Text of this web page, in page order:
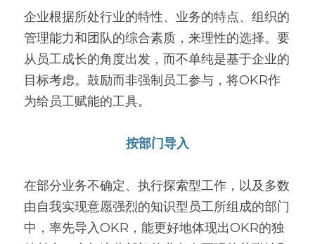
企业根据所处行业的特性、业务的特点、组织的
管理能力和团队的综合素质，来理性的选择。要
从员工成长的角度出发，而不单纯是基于企业的
目标考虑。鼓励而非强制员工参与，将OKR作
为给员工赋能的工具。
按部门导入
在部分业务不确定、执行探索型工作，以及多数
由自我实现意愿强烈的知识型员工所组成的部门
中，率先导入OKR，能更好地体现出OKR的独